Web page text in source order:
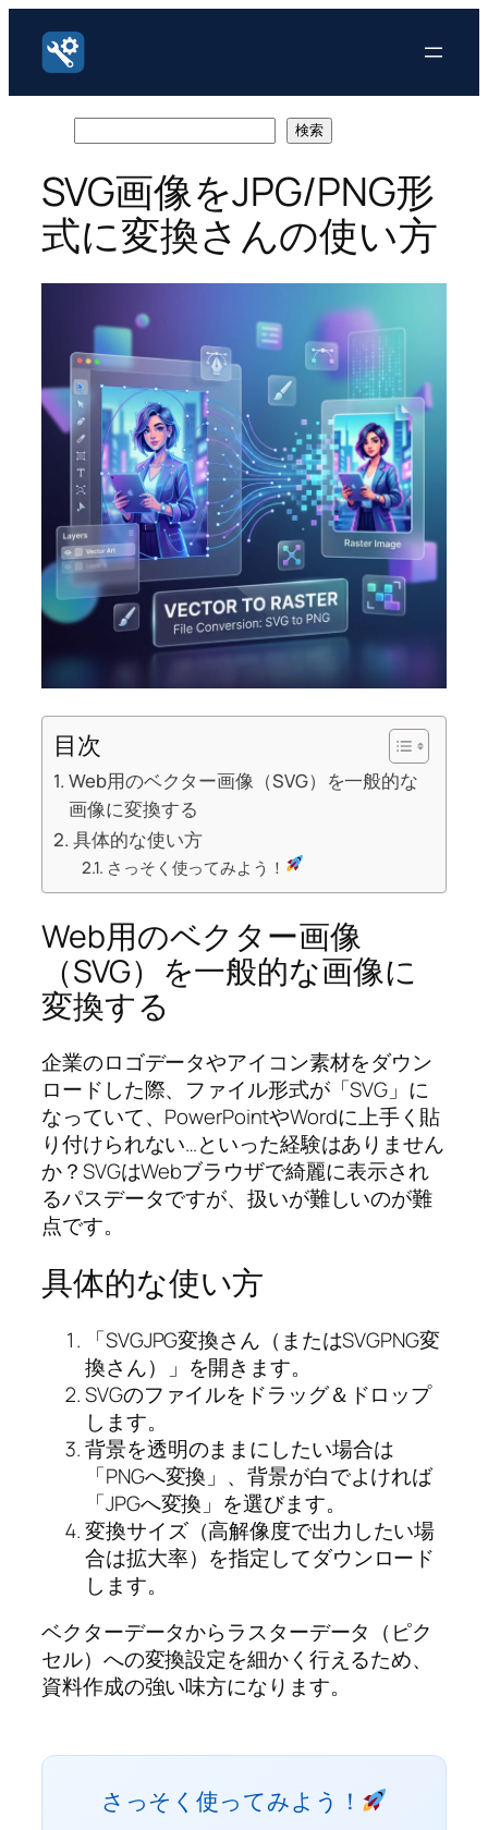
ス
検索
SVG画像をJPG/PNG形
式に変換さんの使い方
目次
Web用のベクター画像（SVG）を一般的な
画像に変換する
具体的な使い方
さっそく使ってみよう！
Web用のベクター画像
（SVG）を一般的な画像に
変換する
企業のロゴデータやアイコン素材をダウン
ロードした際、ファイル形式が「SVG」に
なっていて、PowerPointやWordに上手く貼
り付けられない…といった経験はありません
か？SVGはWebブラウザで綺麗に表示され
るパスデータですが、扱いが難しいのが難
点です。
具体的な使い方
「SVGJPG変換さん（またはSVGPNG変
換さん）」を開きます。
SVGのファイルをドラッグ＆ドロップ
します。
背景を透明のままにしたい場合は
「PNGへ変換」、背景が白でよければ
「JPGへ変換」を選びます。
変換サイズ（高解像度で出力したい場
合は拡大率）を指定してダウンロード
します。
ベクターデータからラスターデータ（ピク
セル）への変換設定を細かく行えるため、
資料作成の強い味方になります。
さっそく使ってみよう！